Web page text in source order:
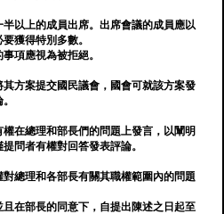
以上的成員出席。出席會議的成員應以
獲得特別多數。
項應視為被拒絕。
方案提交國民議會，國會可就該方案發
在總理和部長們的問題上發言，以闡明
問者有權對回答發表評論。
對總理和各部長有關其職權範圍內的問題
在部長的同意下，自提出陳述之日起至